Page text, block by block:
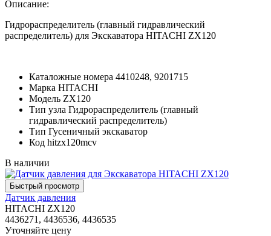
Описание:
Гидрораспределитель (главный гидравлический
распределитель) для Экскаватора HITACHI ZX120
Каталожные номера 4410248, 9201715
Марка HITACHI
Модель ZX120
Тип узла Гидрораспределитель (главный
гидравлический распределитель)
Тип Гусеничный экскаватор
Код hitzx120mcv
В наличии
Датчик давления
HITACHI ZX120
4436271, 4436536, 4436535
Уточняйте цену